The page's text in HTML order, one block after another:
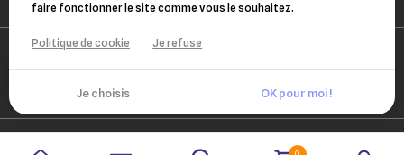
faire fonctionner le site comme vous le souhaitez.
Politique de cookie Je refuse
Je choisis OK pour moi !